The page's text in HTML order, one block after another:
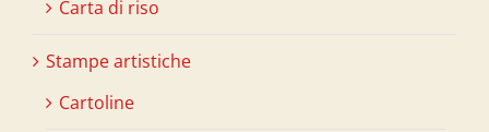
Carta di riso
Stampe artistiche
Cartoline